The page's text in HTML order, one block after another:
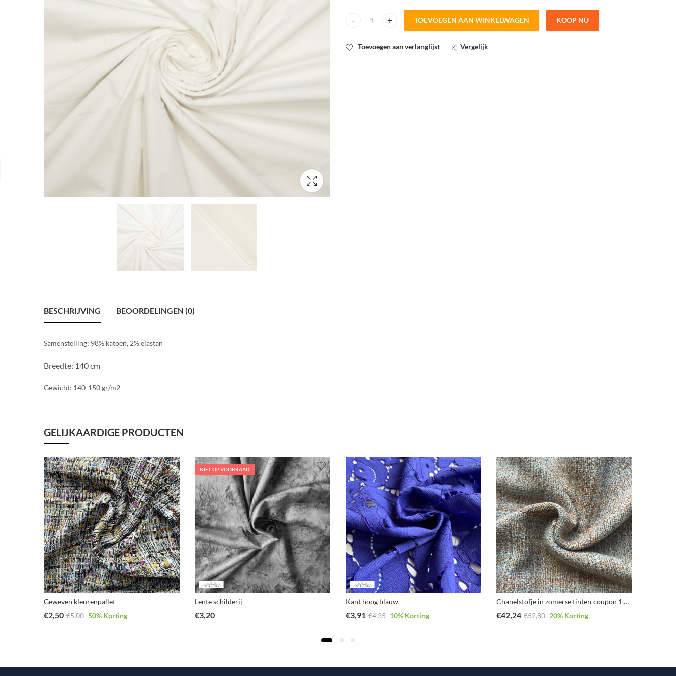
Woven katoen paper touch ecru quantity
TOEVOEGEN AAN WINKELWAGEN KOOP NU
Toevoegen aan verlanglijst Vergelijk
BESCHRIJVING BEOORDELINGEN (0)
Samenstelling: 98% katoen, 2% elastan
Breedte: 140 cm
Gewicht: 140-150 gr/m2
GELIJKAARDIGE PRODUCTEN
Geweven kleurenpallet
€2,50 €5,00 50% Korting
NIET OP VOORRAAD
Lente schilderij
€3,20
Kant hoog blauw
€3,91 €4,35 10% Korting
Chanelstofje in zomerse tinten coupon 1,1m
€42,24 €52,80 20% Korting